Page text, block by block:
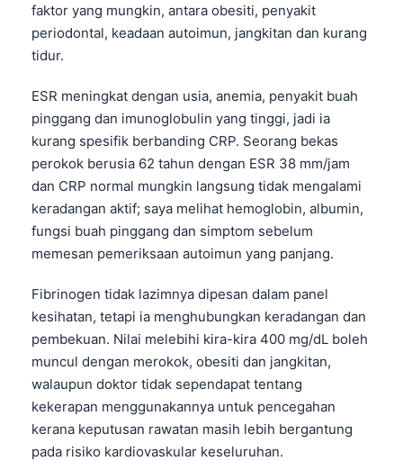
faktor yang mungkin, antara obesiti, penyakit
periodontal, keadaan autoimun, jangkitan dan kurang
tidur.
ESR meningkat dengan usia, anemia, penyakit buah
pinggang dan imunoglobulin yang tinggi, jadi ia
kurang spesifik berbanding CRP. Seorang bekas
perokok berusia 62 tahun dengan ESR 38 mm/jam
dan CRP normal mungkin langsung tidak mengalami
keradangan aktif; saya melihat hemoglobin, albumin,
fungsi buah pinggang dan simptom sebelum
memesan pemeriksaan autoimun yang panjang.
Fibrinogen tidak lazimnya dipesan dalam panel
kesihatan, tetapi ia menghubungkan keradangan dan
pembekuan. Nilai melebihi kira-kira 400 mg/dL boleh
muncul dengan merokok, obesiti dan jangkitan,
walaupun doktor tidak sependapat tentang
kekerapan menggunakannya untuk pencegahan
kerana keputusan rawatan masih lebih bergantung
pada risiko kardiovaskular keseluruhan.